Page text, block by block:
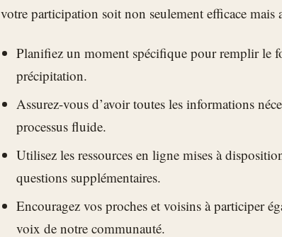
votre participation soit non seulement efficace mais
Planifiez un moment spécifique pour remplir le
précipitation.
Assurez-vous d’avoir toutes les informations
processus fluide.
Utilisez les ressources en ligne mises à
questions supplémentaires.
Encouragez vos proches et voisins à participer
voix de notre communauté.